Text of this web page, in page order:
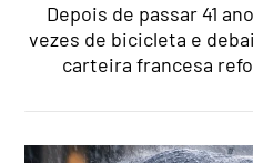
Depois de passar 41
vezes de bicicleta e
carteira francesa